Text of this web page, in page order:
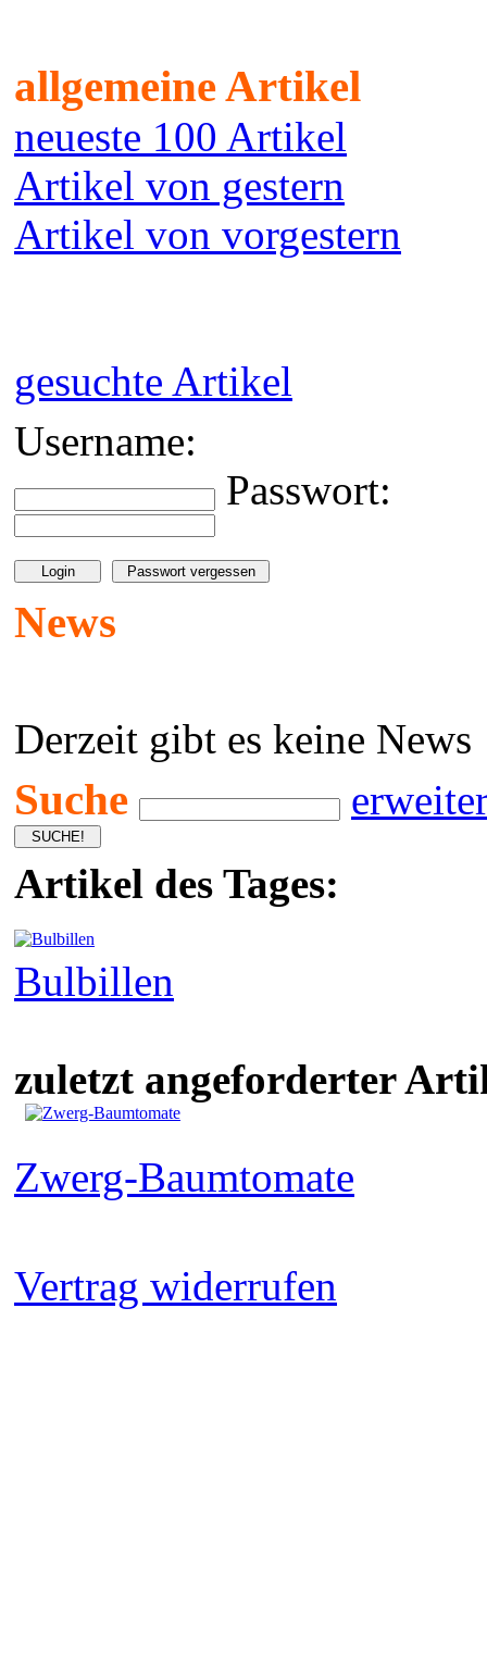
allgemeine Artikel
neueste 100 Artikel
Artikel von gestern
Artikel von vorgestern
gesuchte Artikel
Username:
Passwort:
News
Derzeit gibt es keine News
Suche
Artikel des Tages:
Bulbillen
zuletzt angeforderter
Zwerg-Baumtomate
Vertrag widerrufen